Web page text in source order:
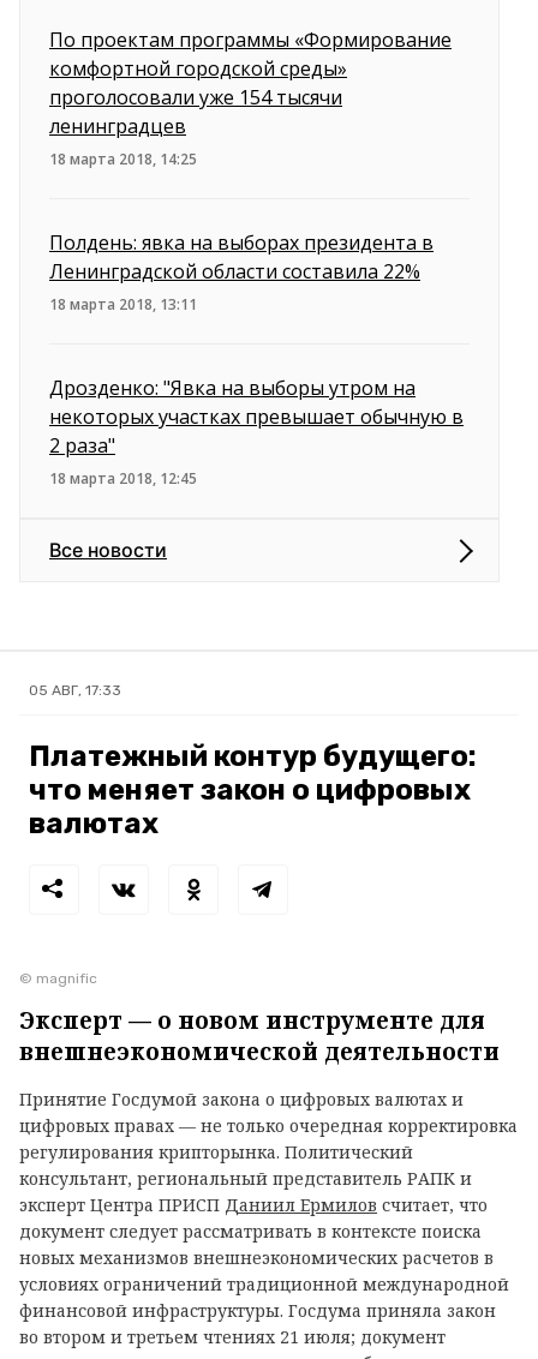
По проектам программы «Формирование
комфортной городской среды»
проголосовали уже 154 тысячи
ленинградцев
18 марта 2018, 14:25
Полдень: явка на выборах президента в
Ленинградской области составила 22%
18 марта 2018, 13:11
Дрозденко: "Явка на выборы утром на
некоторых участках превышает обычную в
2 раза"
18 марта 2018, 12:45
Все новости
05 АВГ, 17:33
Платежный контур будущего:
что меняет закон о цифровых
валютах
© magnific
Эксперт — о новом инструменте для
внешнеэкономической деятельности
Принятие Госдумой закона о цифровых валютах и
цифровых правах — не только очередная корректировка
регулирования крипторынка. Политический
консультант, региональный представитель РАПК и
эксперт Центра ПРИСП Даниил Ермилов считает, что
документ следует рассматривать в контексте поиска
новых механизмов внешнеэкономических расчетов в
условиях ограничений традиционной международной
финансовой инфраструктуры. Госдума приняла закон
во втором и третьем чтениях 21 июля; документ